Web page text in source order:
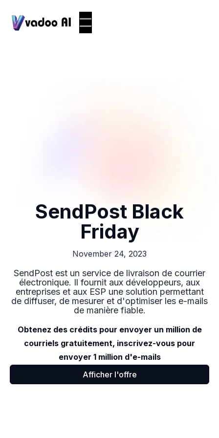
SendPost Black
Friday
November 24, 2023
SendPost est un service de livraison de courrier
électronique. Il fournit aux développeurs, aux
entreprises et aux ESP une solution permettant
de diffuser, de mesurer et d'optimiser les e-mails
de manière fiable.
Obtenez des crédits pour envoyer un million de
courriels gratuitement, inscrivez-vous pour
envoyer 1 million d'e-mails
Afficher l'offre